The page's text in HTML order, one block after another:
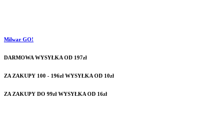
Milwar GO!
DARMOWA WYSYŁKA OD 197zł
ZA ZAKUPY 100 - 196zł WYSYŁKA OD 10zł
ZA ZAKUPY DO 99zł WYSYŁKA OD 16zł